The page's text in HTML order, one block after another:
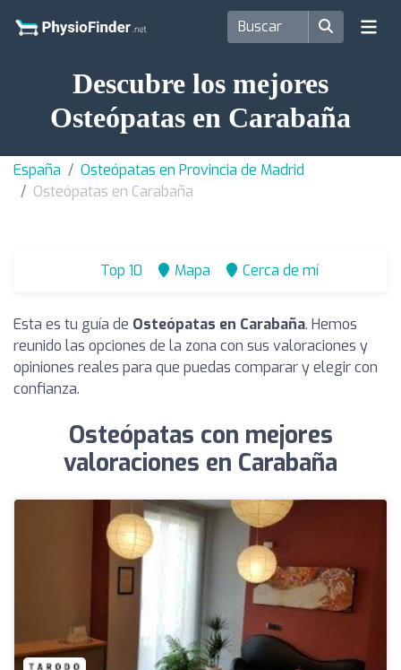
Descubre los mejores
Osteópatas en Carabaña
España
Osteópatas en Provincia de Madrid
Osteópatas en Carabaña
Top 10 Mapa Cerca de mí
Esta es tu guía de Osteópatas en Carabaña. Hemos
reunido las opciones de la zona con sus valoraciones y
opiniones reales para que puedas comparar y elegir con
confianza.
Osteópatas con mejores
valoraciones en Carabaña